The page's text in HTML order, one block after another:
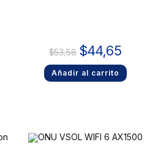
$53,58 $44,65
Añadir al carrito